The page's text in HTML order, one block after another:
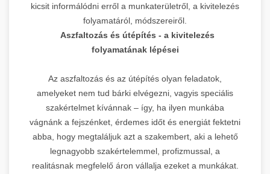
kicsit informálódni erről a munkaterületről, a kivitelezés
folyamatáról, módszereiről.
Aszfaltozás és útépítés - a kivitelezés
folyamatának lépései
Az aszfaltozás és az útépítés olyan feladatok,
amelyeket nem tud bárki elvégezni, vagyis speciális
szakértelmet kívánnak – így, ha ilyen munkába
vágnánk a fejszénket, érdemes időt és energiát fektetni
abba, hogy megtaláljuk azt a szakembert, aki a lehető
legnagyobb szakértelemmel, profizmussal, a
realitásnak megfelelő áron vállalja ezeket a munkákat.